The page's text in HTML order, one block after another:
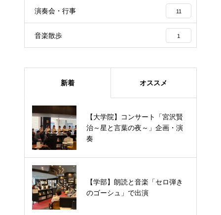
演奏会・行事 11
音楽散歩 1
新着 オススメ
【大学院】コンサート「宮沢賢
治～星と言葉の夜～」企画・演
奏
【学部】朗読と音楽「セロ弾き
のゴーシュ」で出演
【大学院】コンサート「宮沢賢治
～星と言葉の夜～」企画・演奏
【学部】朗読と音楽「セロ弾きの
ゴーシュ」で出演